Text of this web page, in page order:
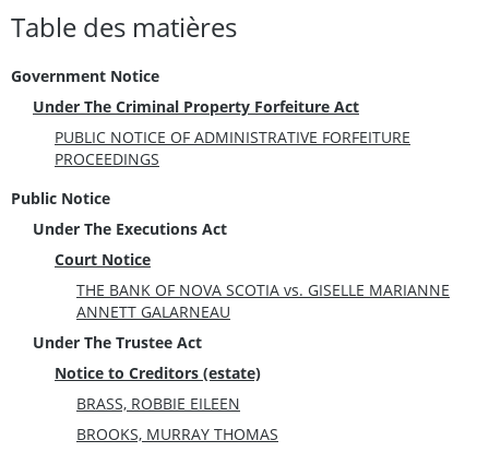
Table des matières
Government Notice
Under The Criminal Property Forfeiture Act
PUBLIC NOTICE OF ADMINISTRATIVE FORFEITURE
PROCEEDINGS
Public Notice
Under The Executions Act
Court Notice
THE BANK OF NOVA SCOTIA vs. GISELLE MARIANNE
ANNETT GALARNEAU
Under The Trustee Act
Notice to Creditors (estate)
BRASS, ROBBIE EILEEN
BROOKS, MURRAY THOMAS